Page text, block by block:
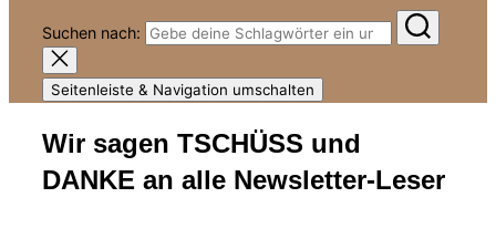
Suchen nach:
Seitenleiste & Navigation umschalten
Wir sagen TSCHÜSS und
DANKE an alle Newsletter-Leser